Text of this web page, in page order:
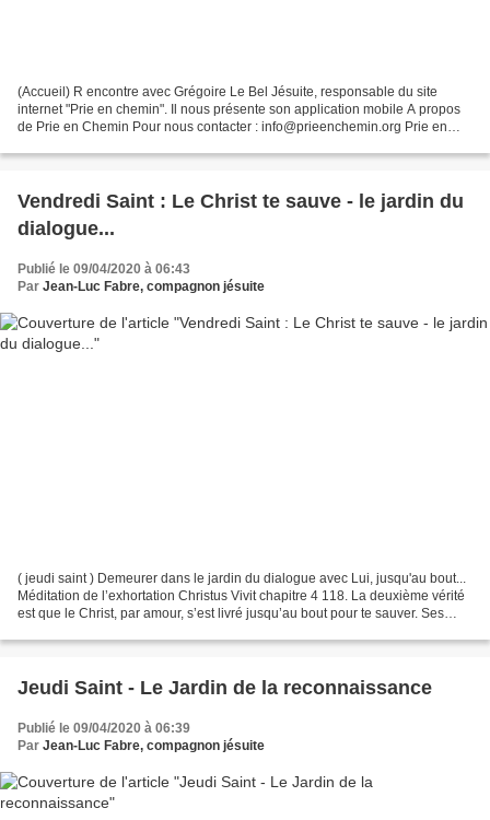
(Accueil) R encontre avec Grégoire Le Bel Jésuite, responsable du site
internet "Prie en chemin". Il nous présente son application mobile A propos
de Prie en Chemin Pour nous contacter : info@prieenchemin.org Prie en
Vendredi Saint : Le Christ te sauve - le jardin du
dialogue...
Publié le 09/04/2020 à 06:43
Par Jean-Luc Fabre, compagnon jésuite
( jeudi saint ) Demeurer dans le jardin du dialogue avec Lui, jusqu'au bout...
Méditation de l’exhortation Christus Vivit chapitre 4 118. La deuxième vérité
est que le Christ, par amour, s’est livré jusqu’au bout pour te sauver. Ses
Jeudi Saint - Le Jardin de la reconnaissance
Publié le 09/04/2020 à 06:39
Par Jean-Luc Fabre, compagnon jésuite